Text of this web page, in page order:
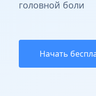
головной боли
Начать